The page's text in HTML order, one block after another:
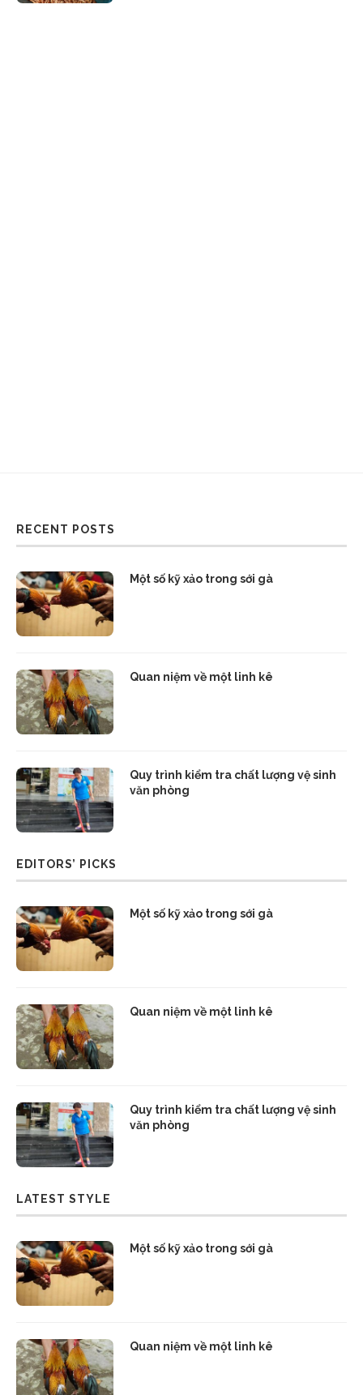
RECENT POSTS
Một số kỹ xảo trong sới gà
Quan niệm về một linh kê
Quy trình kiểm tra chất lượng vệ sinh
văn phòng
EDITORS’ PICKS
Một số kỹ xảo trong sới gà
Quan niệm về một linh kê
Quy trình kiểm tra chất lượng vệ sinh
văn phòng
LATEST STYLE
Một số kỹ xảo trong sới gà
Quan niệm về một linh kê